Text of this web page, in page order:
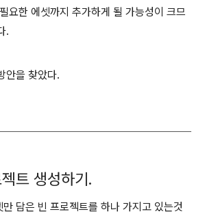
요한 에셋까지 추가하게 될 가능성이 크므
.
안을 찾았다.
트 생성하기.
담은 빈 프로젝트를 하나 가지고 있는것